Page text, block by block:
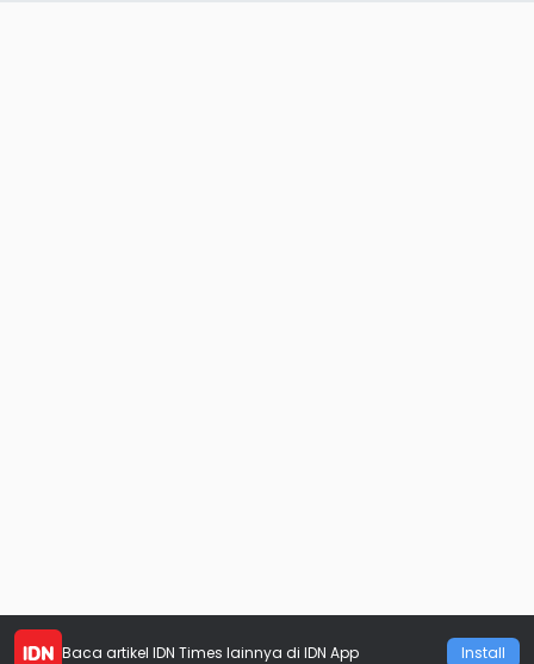
Baca artikel IDN Times lainnya di IDN App Install